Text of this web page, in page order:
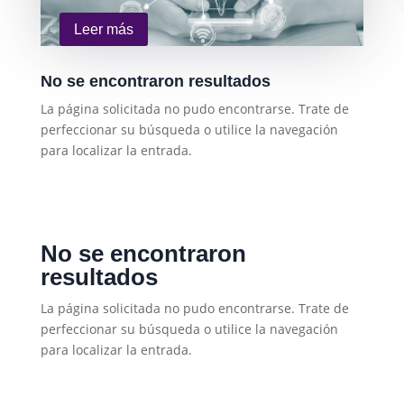
Leer más
No se encontraron resultados
La página solicitada no pudo encontrarse. Trate de
perfeccionar su búsqueda o utilice la navegación
para localizar la entrada.
No se encontraron
resultados
La página solicitada no pudo encontrarse. Trate de
perfeccionar su búsqueda o utilice la navegación
para localizar la entrada.